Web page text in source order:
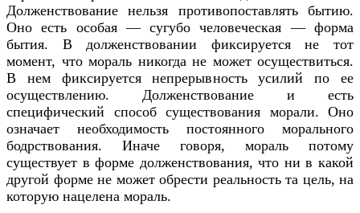
Долженствование нельзя противопоставлять бытию.
Оно есть особая — сугубо человеческая — форма
бытия. В долженствовании фиксируется не тот
момент, что мораль никогда не может осуществиться.
В нем фиксируется непрерывность усилий по ее
осуществлению. Долженствование и есть
специфический способ существования морали. Оно
означает необходимость постоянного морального
бодрствования. Иначе говоря, мораль потому
существует в форме долженствования, что ни в какой
другой форме не может обрести реальность та цель, на
которую нацелена мораль.